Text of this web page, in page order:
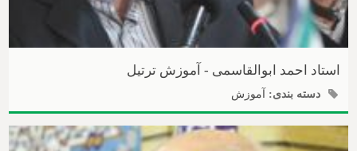
استاد احمد ابوالقاسمی - آموزش ترتیل
دسته بندی: آموزش